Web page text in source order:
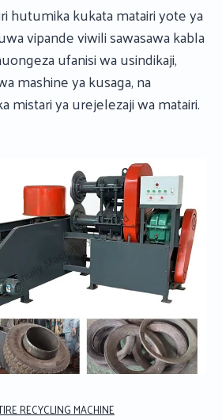
hutumika kukata matairi yote ya
vipande viwili sawasawa kabla
ufanisi wa usindikaji,
mashine ya kusaga, na
mistari ya urejelezaji wa matairi.
RECYCLING MACHINE